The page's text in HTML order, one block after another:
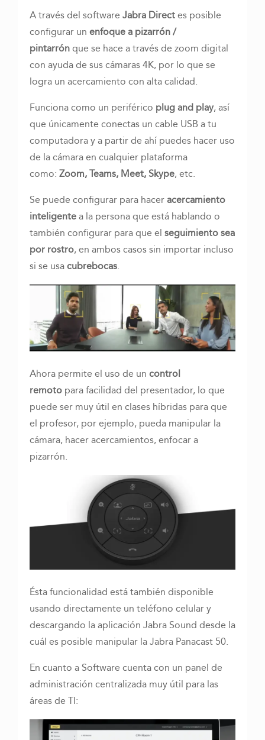
A través del software Jabra Directes posible
configurar un enfoque a pizarrón /
pintarrónque se hace a través de zoom digital
con ayuda de sus cámaras 4K, por lo que se
logra un acercamiento con alta calidad.
Funciona como un periférico plug and play, así
que únicamente conectas un cable USB a tu
computadora y a partir de ahí puedes hacer uso
de la cámara en cualquier plataforma
como: Zoom, Teams, Meet, Skype, etc.
Se puede configurar para haceracercamiento
inteligentea la persona que está hablando o
también configurar para que el seguimiento sea
por rostro, en ambos casos sin importar incluso
si se usacubrebocas.
Ahora permite el uso de un control
remoto para facilidad del presentador, lo que
puede ser muy útil en clases híbridas para que
el profesor, por ejemplo, pueda manipular la
cámara, hacer acercamientos, enfocar a
pizarrón.
Ésta funcionalidad está también disponible
usando directamente un teléfono celular y
descargando la aplicación Jabra Sound desde la
cuál es posible manipular la Jabra Panacast 50.
En cuanto a Software cuenta con un panel de
administración centralizada muy útil para las
áreas de TI: